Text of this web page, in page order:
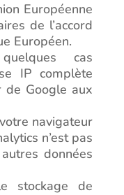
Européenne
de l’accord
Européen.
cas
IP complète
Google aux
navigateur
n’est pas
données
stockage de